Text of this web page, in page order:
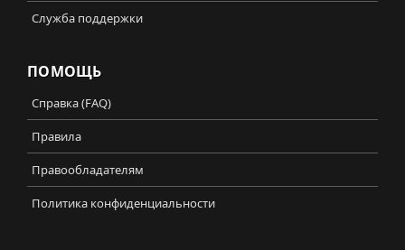
Служба поддержки
ПОМОЩЬ
Справка (FAQ)
Правила
Правообладателям
Политика конфиденциальности